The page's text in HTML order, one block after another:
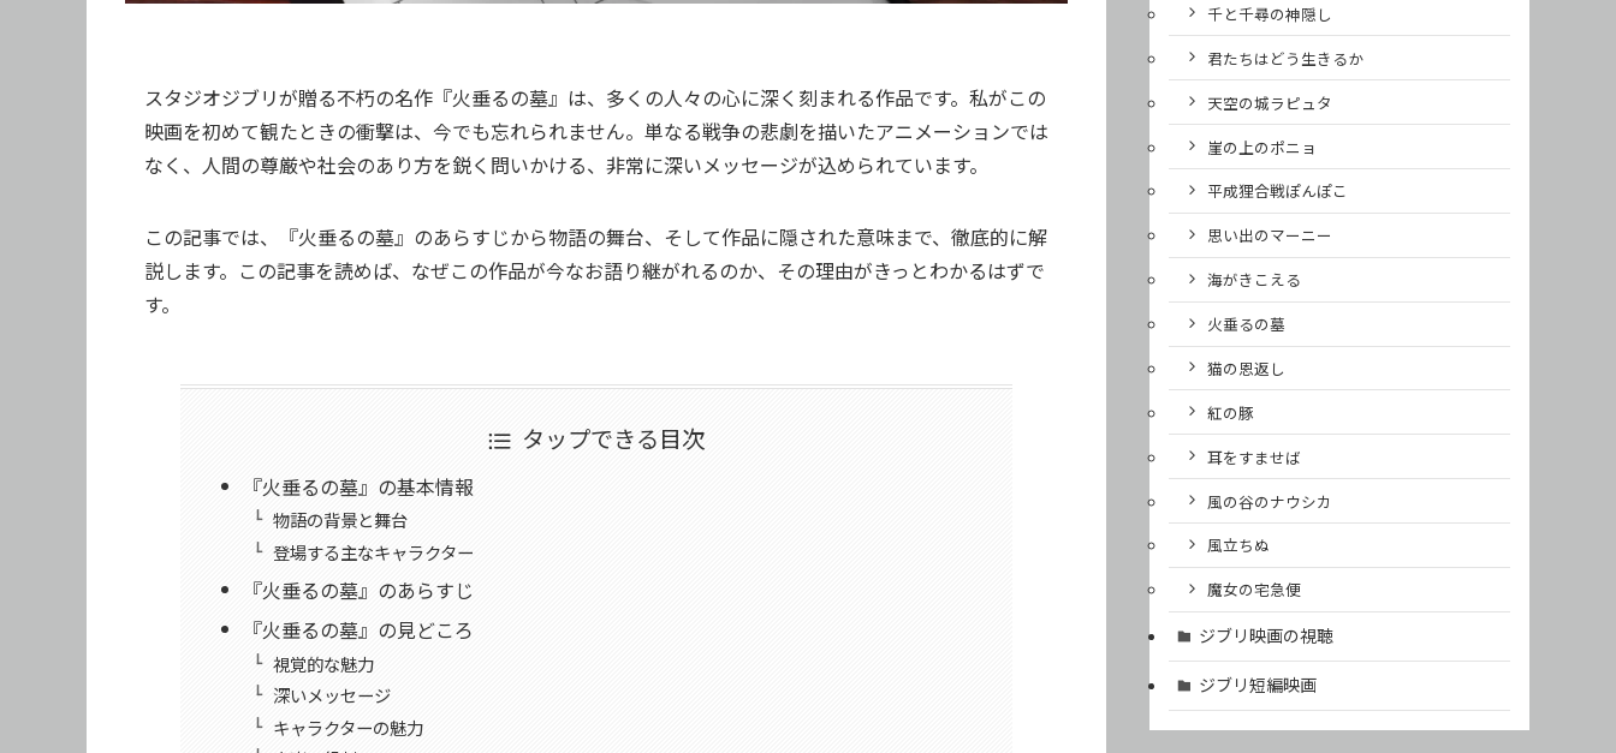
スタジオジブリが贈る不朽の名作『火垂るの墓』は、多くの人々の心に深く刻まれる作品です。私がこの
映画を初めて観たときの衝撃は、今でも忘れられません。単なる戦争の悲劇を描いたアニメーションでは
なく、人間の尊厳や社会のあり方を鋭く問いかける、非常に深いメッセージが込められています。
この記事では、『火垂るの墓』のあらすじから物語の舞台、そして作品に隠された意味まで、徹底的に解
説します。この記事を読めば、なぜこの作品が今なお語り継がれるのか、その理由がきっとわかるはずで
す。
タップできる目次
『火垂るの墓』の基本情報
物語の背景と舞台
登場する主なキャラクター
『火垂るの墓』のあらすじ
『火垂るの墓』の見どころ
視覚的な魅力
深いメッセージ
キャラクターの魅力
千と千尋の神隠し
君たちはどう生きるか
天空の城ラピュタ
崖の上のポニョ
平成狸合戦ぽんぽこ
思い出のマーニー
海がきこえる
火垂るの墓
猫の恩返し
紅の豚
耳をすませば
風の谷のナウシカ
風立ちぬ
魔女の宅急便
ジブリ映画の視聴
ジブリ短編映画